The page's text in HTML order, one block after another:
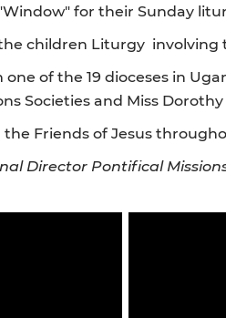
for their Sunday
children Liturgy
of the 19 dioceses in
Societies and Miss
Friends of Jesus
Director Pontifical